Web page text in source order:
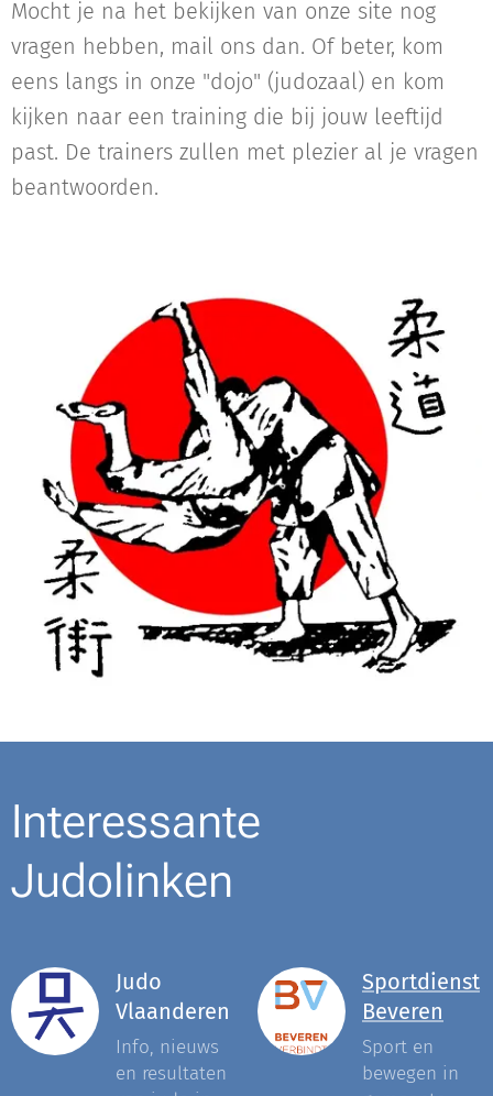
Mocht je na het bekijken van onze site nog
vragen hebben, mail ons dan. Of beter, kom
eens langs in onze "dojo" (judozaal) en kom
kijken naar een training die bij jouw leeftijd
past. De trainers zullen met plezier al je vragen
beantwoorden.
Interessante
Judolinken
Judo
Vlaanderen
Info, nieuws
en resultaten
Sportdienst
Beveren
Sport en
bewegen in